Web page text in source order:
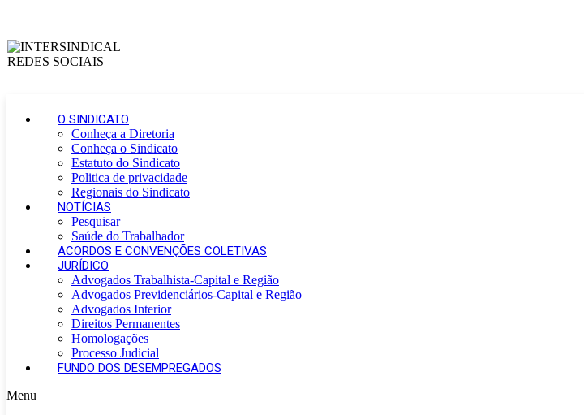
O SINDICATO
Conheça a Diretoria
Conheça o Sindicato
Estatuto do Sindicato
Politica de privacidade
Regionais do Sindicato
NOTÍCIAS
Pesquisar
Saúde do Trabalhador
ACORDOS E CONVENÇÕES COLETIVAS
JURÍDICO
Advogados Trabalhista-Capital e Região
Advogados Previdenciários-Capital e Região
Advogados Interior
Direitos Permanentes
Homologações
Processo Judicial
FUNDO DOS DESEMPREGADOS
Menu